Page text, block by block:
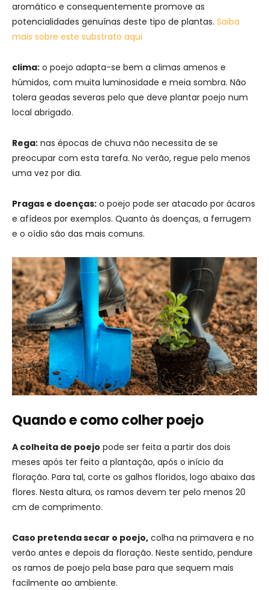
aromático e consequentemente promove as
potencialidades genuínas deste tipo de plantas. Saiba
mais sobre este substrato aqui
clima: o poejo adapta-se bem a climas amenos e
húmidos, com muita luminosidade e meia sombra. Não
tolera geadas severas pelo que deve plantar poejo num
local abrigado.
Rega: nas épocas de chuva não necessita de se
preocupar com esta tarefa. No verão, regue pelo menos
uma vez por dia.
Pragas e doenças: o poejo pode ser atacado por ácaros
e afídeos por exemplos. Quanto às doenças, a ferrugem
e o oídio são das mais comuns.
Quando e como colher poejo
A colheita de poejo pode ser feita a partir dos dois
meses após ter feito a plantação, após o início da
floração. Para tal, corte os galhos floridos, logo abaixo das
flores. Nesta altura, os ramos devem ter pelo menos 20
cm de comprimento.
Caso pretenda secar o poejo, colha na primavera e no
verão antes e depois da floração. Neste sentido, pendure
os ramos de poejo pela base para que sequem mais
facilmente ao ambiente.